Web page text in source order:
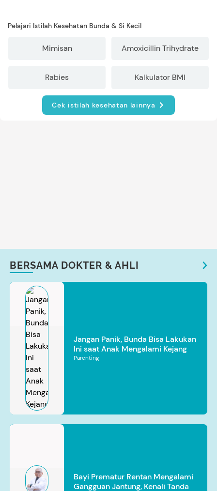
Pelajari Istilah Kesehatan Bunda & Si Kecil
Mimisan Amoxicillin Trihydrate
Rabies Kalkulator BMI
Cek istilah kesehatan lainnya
BERSAMA DOKTER & AHLI
Jangan Panik, Bunda Bisa Lakukan
Ini saat Anak Mengalami Kejang
Parenting
Bayi Prematur Rentan Mengalami
Gangguan Jantung, Kenali Tanda